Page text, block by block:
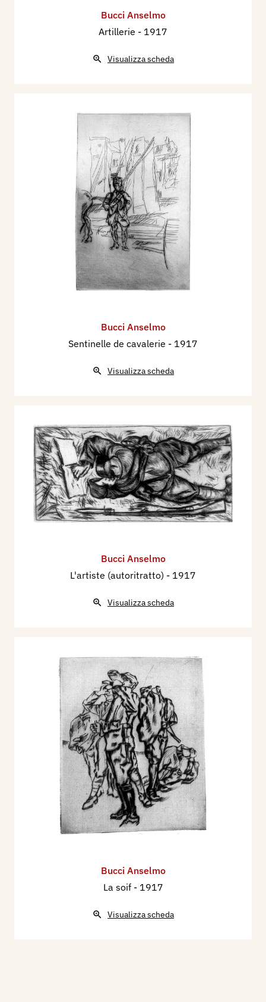
Bucci Anselmo
Artillerie - 1917
Visualizza scheda
Bucci Anselmo
Sentinelle de cavalerie - 1917
Visualizza scheda
Bucci Anselmo
L'artiste (autoritratto) - 1917
Visualizza scheda
Bucci Anselmo
La soif - 1917
Visualizza scheda